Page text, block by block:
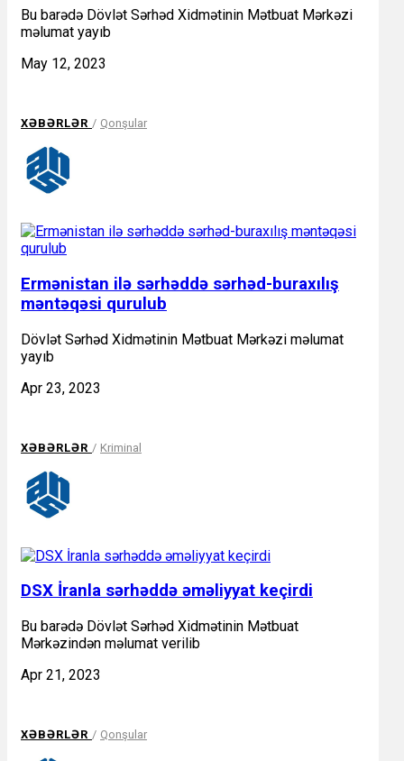
Bu barədə Dövlət Sərhəd Xidmətinin Mətbuat Mərkəzi
məlumat yayıb
May 12, 2023
XƏBƏRLƏR / Qonşular
Ermənistan ilə sərhəddə sərhəd-buraxılış
məntəqəsi qurulub
Dövlət Sərhəd Xidmətinin Mətbuat Mərkəzi məlumat
yayıb
Apr 23, 2023
XƏBƏRLƏR / Kriminal
DSX İranla sərhəddə əməliyyat keçirdi
Bu barədə Dövlət Sərhəd Xidmətinin Mətbuat
Mərkəzindən məlumat verilib
Apr 21, 2023
XƏBƏRLƏR / Qonşular